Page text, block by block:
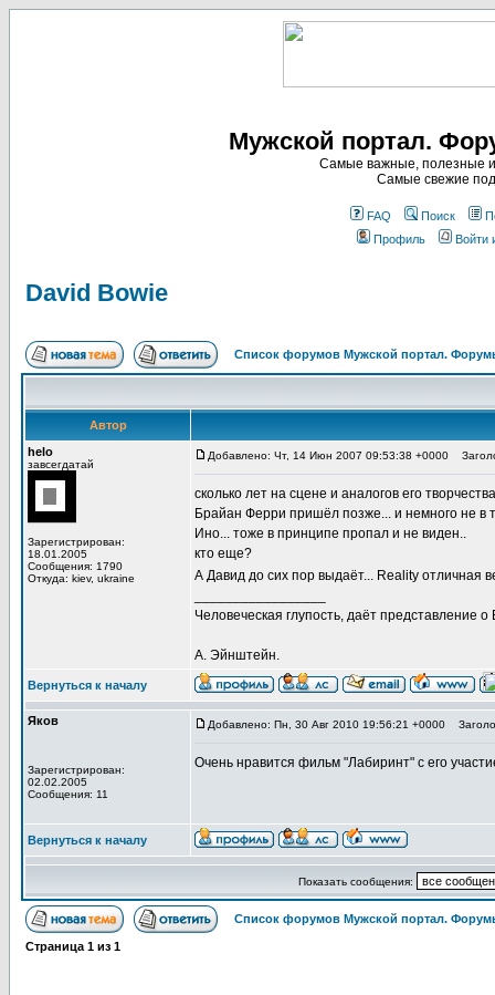
Мужской портал.
Самые важные, полезные и
Самые свежие
FAQ Поиск
Профиль
Войти
David Bowie
Список форумов Мужской портал.
Автор
helo
завсегдатай
Зарегистрирован:
18.01.2005
Сообщения: 1790
Откуда: kiev, ukraine
Добавлено: Чт, 14 Июн 2007 09:53:38 +0000
сколько лет на сцене и аналогов его
Брайан Ферри пришёл позже... и немного не в
Ино... тоже в принципе пропал и не виден..
кто еще?
А Давид до сих пор выдаёт... Reality отличная
Человеческая глупость, даёт представление о
А. Эйнштейн.
Вернуться к началу
Яков
Зарегистрирован:
02.02.2005
Сообщения: 11
Добавлено: Пн, 30 Авг 2010 19:56:21 +0000
Очень нравится фильм "Лабиринт" с его
Вернуться к началу
Показать сообщения:
Список форумов Мужской портал.
Страница 1 из 1